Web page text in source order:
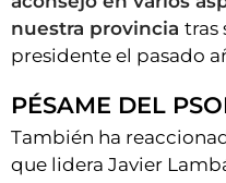
nuestra provincia tras
presidente el pasado
PÉSAME DEL
También ha
que lidera Javier